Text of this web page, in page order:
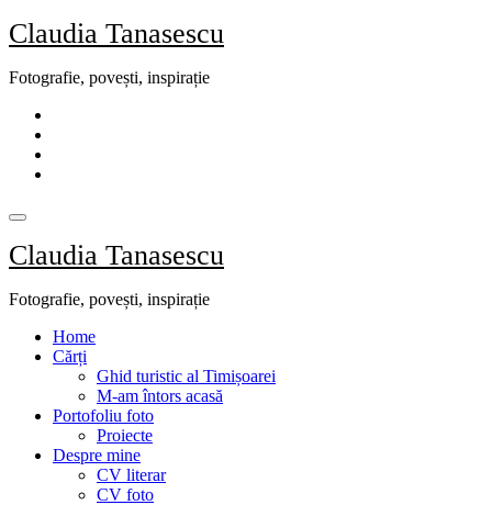
Skip
to
Claudia Tanasescu
Fotografie, povești, inspirație
Claudia Tanasescu
Fotografie, povești, inspirație
Home
Cărți
Ghid turistic al Timișoarei
M-am întors acasă
Portofoliu foto
Proiecte
Despre mine
CV literar
CV foto